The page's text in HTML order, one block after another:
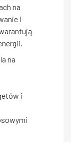
na
i
na
i